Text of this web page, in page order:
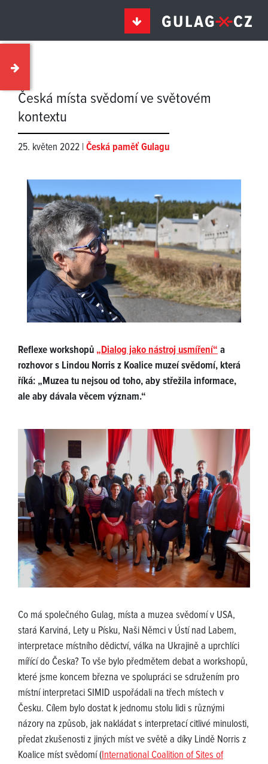
Česká místa svědomí ve světovém
kontextu
25. květen 2022 | Česká paměť Gulagu
Reflexe workshopů „Dialog jako nástroj usmíření“a
rozhovor s Lindou Norris z Koalice muzeí svědomí, která
říká: „Muzea tu nejsou od toho, aby střežila informace,
ale aby dávala věcem význam.“
Co má společného Gulag, místa a muzea svědomí v USA,
stará Karviná, Lety u Písku, Naši Němci v Ústí nad Labem,
interpretace místního dědictví, válka na Ukrajině a uprchlíci
mířící do Česka? To vše bylo předmětem debat a workshopů,
které jsme koncem března ve spolupráci se sdružením pro
místní interpretaci SIMID uspořádali na třech místech v
Česku. Cílem bylo dostat k jednomu stolu lidi s různými
názory na způsob, jak nakládat s interpretací citlivé minulosti,
předat zkušenosti z jiných míst ve světě a díky Lindě Norris z
Koalice míst svědomí (International Coalition of Sites of